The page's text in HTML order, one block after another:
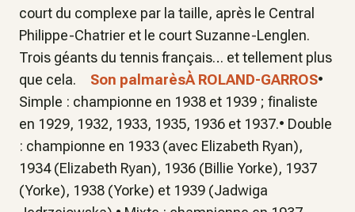
court du complexe par la taille, après le Central
Philippe-Chatrier et le court Suzanne-Lenglen.
Trois géants du tennis français… et tellement plus
que cela. Son palmarèsÀ ROLAND-GARROS•
Simple : championne en 1938 et 1939 ; finaliste
en 1929, 1932, 1933, 1935, 1936 et 1937.• Double
: championne en 1933 (avec Elizabeth Ryan),
1934 (Elizabeth Ryan), 1936 (Billie Yorke), 1937
(Yorke), 1938 (Yorke) et 1939 (Jadwiga